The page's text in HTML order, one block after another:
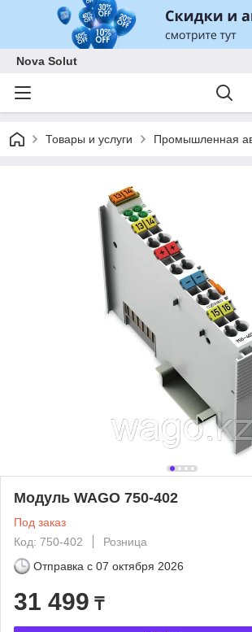
Nova Solut
Товары и услуги Промышленная
Модуль WAGO 750-402
Под заказ
Код: 750-402
Розница
Отправка с 07 октября 2026
31 499 ₸